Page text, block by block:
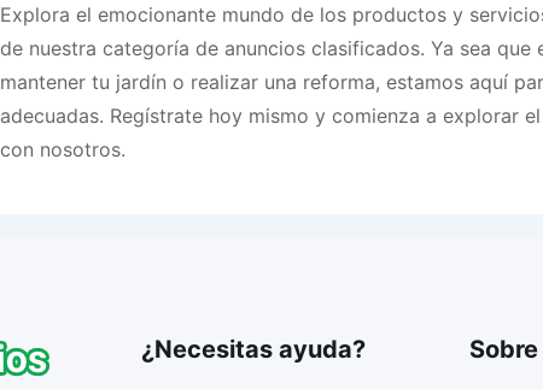
Explora el emocionante mundo de los productos y
de nuestra categoría de anuncios clasificados. Ya sea
mantener tu jardín o realizar una reforma, estamos aquí
adecuadas. Regístrate hoy mismo y comienza a explorar
con nosotros.
¿Necesitas ayuda?